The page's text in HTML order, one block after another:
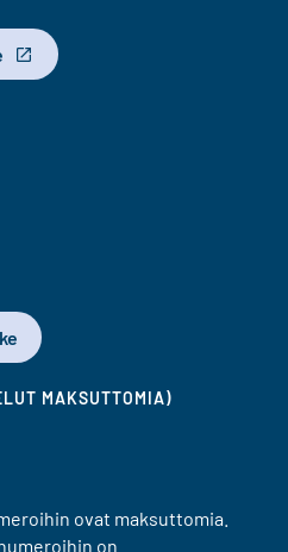
MAKSUTTOMIA)
ovat maksuttomia.
on